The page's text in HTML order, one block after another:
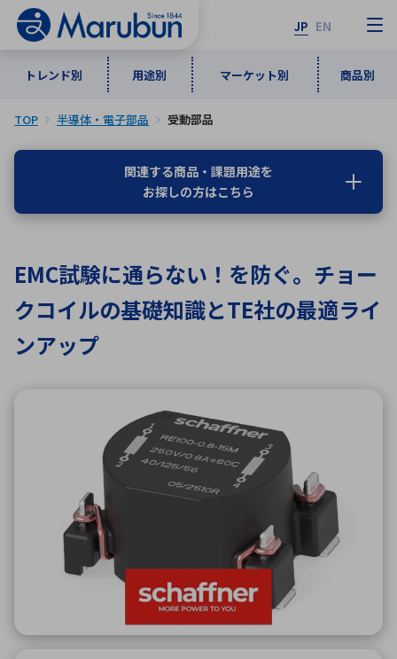
JP EN
トレンド別 用途別 マーケット別 商品別
トレンド別
インダストリアルDXソリューション
5G・Local 5G
ロボティクス（AI）
データセンタ・クラウド
ミリ波レーダー
ブログ｜ここから始まる最新技術
用途別
通信・ネットワーク
監視・セキュリティ
品質管理・検査
接着・接合
製品製造・加工
レーダ・衛星通信
マーケット別
情報通信 宇宙・防衛
商品別
計測・測定・表示機器 検査・分析機器
ICTソリューション
レーザー・光学部品 組込コンピュータ
特定用途向け・その他 サービス
メーカ一覧
な行
は行 ま行
や行
ら行
わ行
B
F G
K
Q
S
T
U
Z
TOP 半導体・電子部品 受動部品
関連する商品・課題用途を
お探しの方はこちら
EMC試験に通らない！を防ぐ。チョー
クコイルの基礎知識とTE社の最適ライ
ンアップ